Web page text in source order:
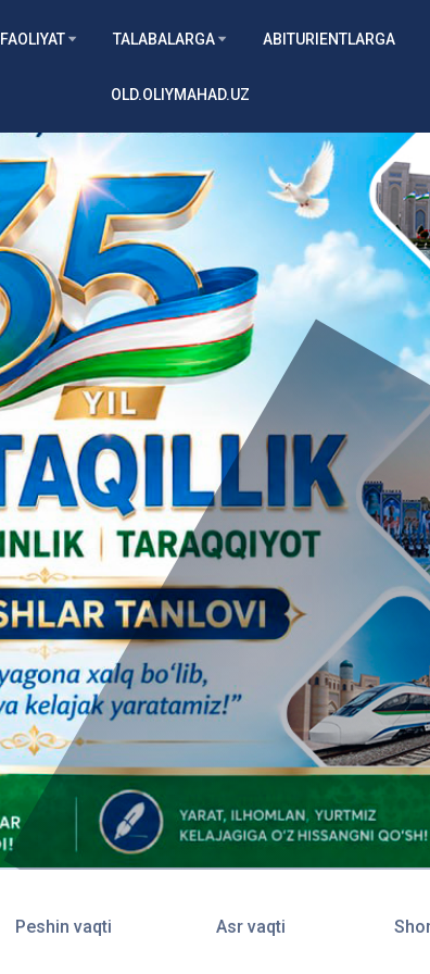
FAOLIYAT TALABALARGA ABITURIENTLARGA
OLD.OLIYMAHAD.UZ
Peshin vaqti Asr vaqti